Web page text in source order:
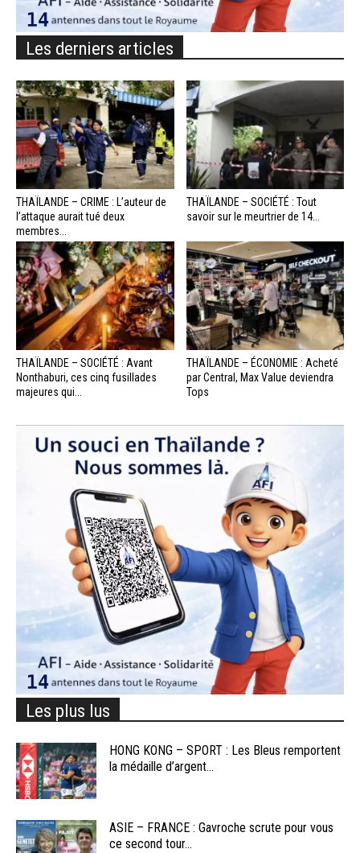
Les derniers articles
THAÏLANDE – CRIME : L’auteur de
l’attaque aurait tué deux
membres...
THAÏLANDE – SOCIÉTÉ : Tout
savoir sur le meurtrier de 14...
THAÏLANDE – SOCIÉTÉ : Avant
Nonthaburi, ces cinq fusillades
majeures qui...
THAÏLANDE – ÉCONOMIE : Acheté
par Central, Max Value deviendra
Tops
Les plus lus
HONG KONG – SPORT : Les Bleus remportent
la médaille d’argent...
ASIE – FRANCE : Gavroche scrute pour vous
ce second tour...